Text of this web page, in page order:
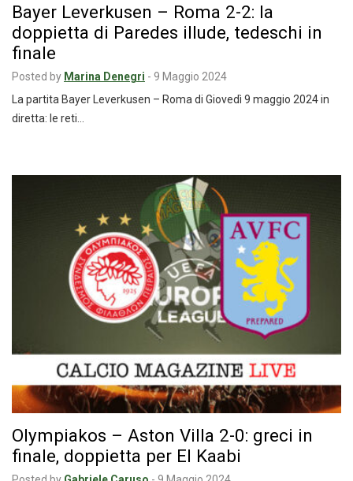
Bayer Leverkusen – Roma 2-2: la
doppietta di Paredes illude, tedeschi in
finale
Posted by Marina Denegri - 9 Maggio 2024
La partita Bayer Leverkusen – Roma di Giovedì 9 maggio 2024 in
diretta: le reti…
Olympiakos – Aston Villa 2-0: greci in
finale, doppietta per El Kaabi